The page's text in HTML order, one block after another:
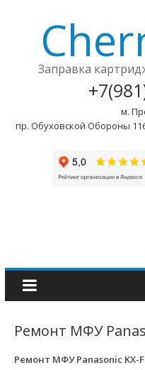
Заправка
м.
пр. Обуховской Обороны
Ремонт МФУ
Ремонт МФУ Panasonic KX-